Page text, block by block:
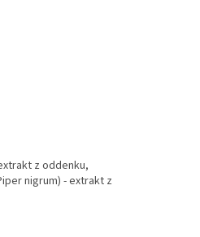
z oddenku,
nigrum) - extrakt z